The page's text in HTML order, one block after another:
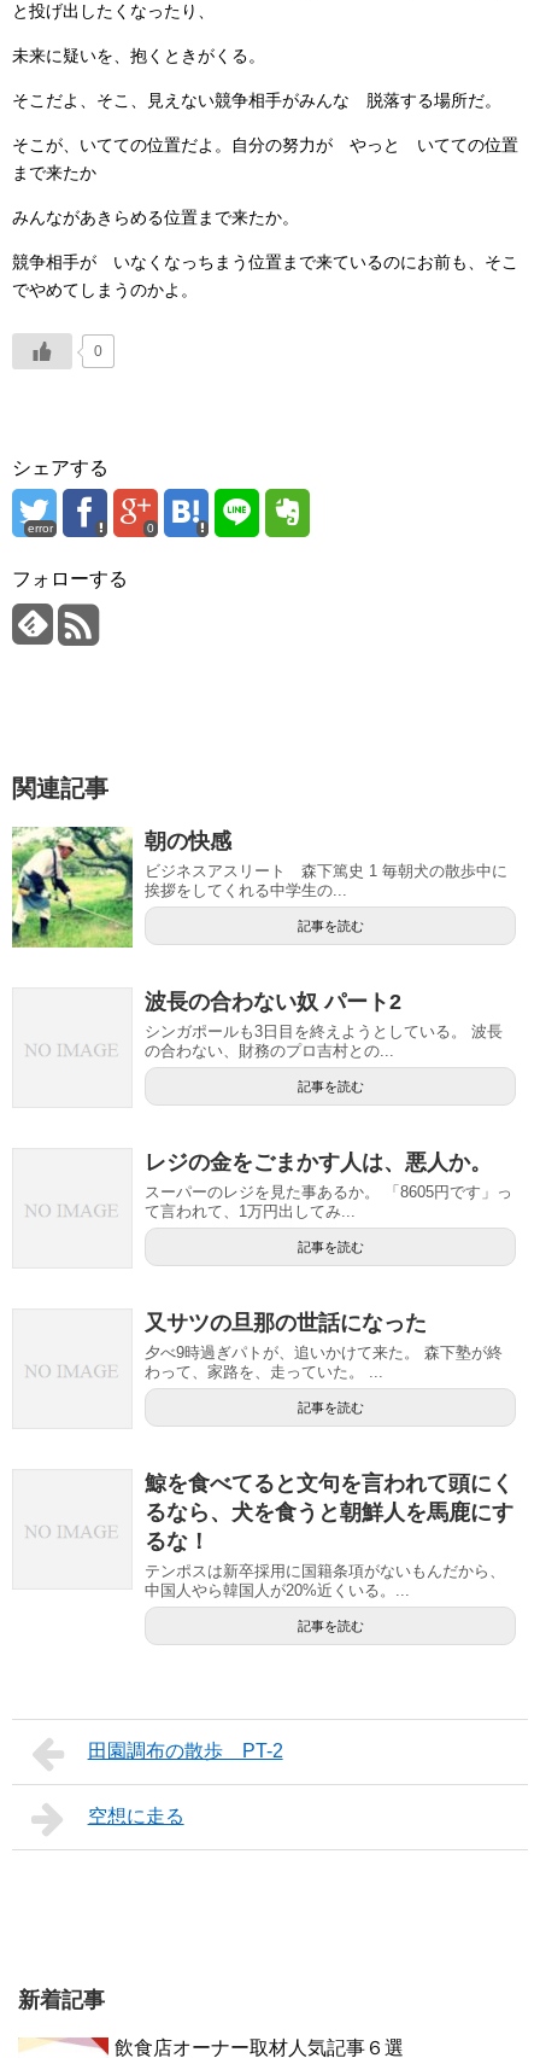
と投げ出したくなったり、
未来に疑いを、抱くときがくる。
そこだよ、そこ、見えない競争相手がみんな 脱落する場所だ。
そこが、いてての位置だよ。自分の努力が やっと いてての位置
まで来たか
みんながあきらめる位置まで来たか。
競争相手が いなくなっちまう位置まで来ているのにお前も、そこ
でやめてしまうのかよ。
0
シェアする
error 0
フォローする
関連記事
朝の快感
ビジネスアスリート 森下篤史 1 毎朝犬の散歩中に
挨拶をしてくれる中学生の...
記事を読む
波長の合わない奴 パート2
シンガポールも3日目を終えようとしている。 波長
の合わない、財務のプロ吉村との...
記事を読む
レジの金をごまかす人は、悪人か。
スーパーのレジを見た事あるか。 「8605円です」っ
て言われて、1万円出してみ...
記事を読む
又サツの旦那の世話になった
夕べ9時過ぎパトが、追いかけて来た。 森下塾が終
わって、家路を、走っていた。 ...
記事を読む
鯨を食べてると文句を言われて頭にく
るなら、犬を食うと朝鮮人を馬鹿にす
るな！
テンポスは新卒採用に国籍条項がないもんだから、
中国人やら韓国人が20%近くいる。...
記事を読む
田園調布の散歩 PT-2
空想に走る
新着記事
飲食店オーナー取材人気記事６選